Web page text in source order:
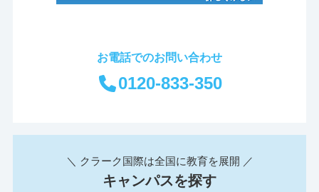
お電話でのお問い合わせ
0120-833-350
＼ クラーク国際は全国に教育を展開 ／
キャンパスを探す